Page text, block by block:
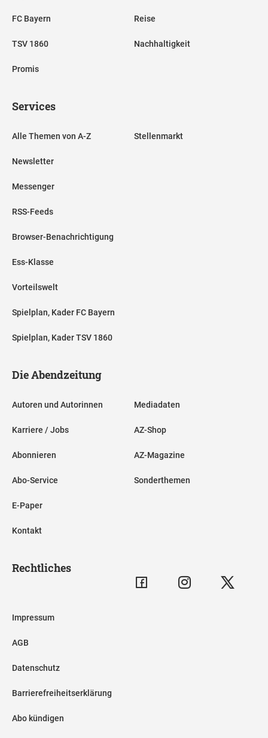
FC Bayern
TSV 1860
Promis
Reise
Nachhaltigkeit
Services
Alle Themen von A-Z
Newsletter
Messenger
RSS-Feeds
Browser-Benachrichtigung
Ess-Klasse
Vorteilswelt
Spielplan, Kader FC Bayern
Spielplan, Kader TSV 1860
Stellenmarkt
Die Abendzeitung
Autoren und Autorinnen
Karriere / Jobs
Abonnieren
Abo-Service
E-Paper
Kontakt
Mediadaten
AZ-Shop
AZ-Magazine
Sonderthemen
Rechtliches
Impressum
AGB
Datenschutz
Barrierefreiheitserklärung
Abo kündigen